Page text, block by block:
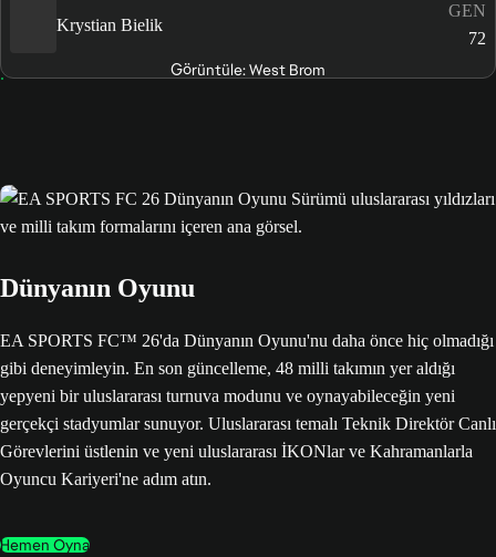
Krystian Bielik
GEN
72
Görüntüle: West Brom
Dünyanın Oyunu
EA SPORTS FC™ 26'da Dünyanın Oyunu'nu daha önce hiç olmadığı
gibi deneyimleyin. En son güncelleme, 48 milli takımın yer aldığı
yepyeni bir uluslararası turnuva modunu ve oynayabileceğin yeni
gerçekçi stadyumlar sunuyor. Uluslararası temalı Teknik Direktör Canlı
Görevlerini üstlenin ve yeni uluslararası İKONlar ve Kahramanlarla
Oyuncu Kariyeri'ne adım atın.
Hemen Oyna